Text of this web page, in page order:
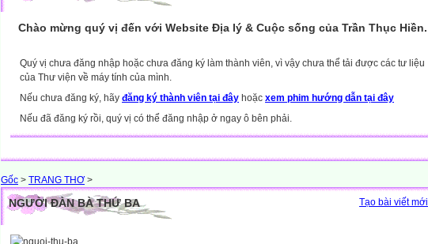
Chào mừng quý vị đến với Website Địa lý & Cuộc sống của Trần Thục Hiền.
Quý vị chưa đăng nhập hoặc chưa đăng ký làm thành viên, vì vậy chưa thể tải được các tư liệu
của Thư viện về máy tính của mình.
Nếu chưa đăng ký, hãy đăng ký thành viên tại đây hoặc xem phim hướng dẫn tại đây
Nếu đã đăng ký rồi, quý vị có thể đăng nhập ở ngay ô bên phải.
Gốc > TRANG THƠ >
Tạo bài viết mới
NGƯỜI ĐÀN BÀ THỨ BA